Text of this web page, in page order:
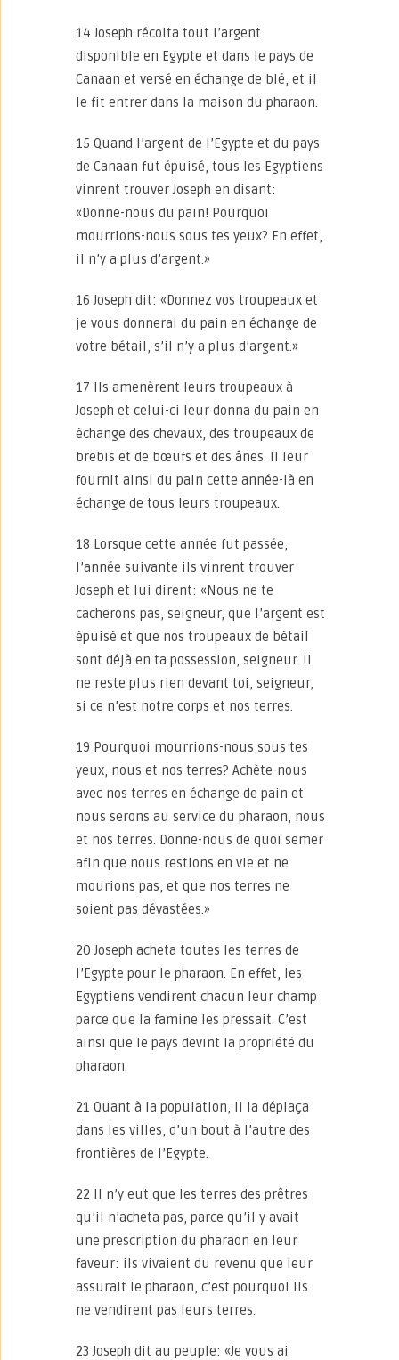
14 Joseph récolta tout l’argent
disponible en Egypte et dans le pays de
Canaan et versé en échange de blé, et il
le fit entrer dans la maison du pharaon.
15 Quand l’argent de l’Egypte et du pays
de Canaan fut épuisé, tous les Egyptiens
vinrent trouver Joseph en disant:
«Donne-nous du pain! Pourquoi
mourrions-nous sous tes yeux? En effet,
il n’y a plus d’argent.»
16 Joseph dit: «Donnez vos troupeaux et
je vous donnerai du pain en échange de
votre bétail, s’il n’y a plus d’argent.»
17 Ils amenèrent leurs troupeaux à
Joseph et celui-ci leur donna du pain en
échange des chevaux, des troupeaux de
brebis et de bœufs et des ânes. Il leur
fournit ainsi du pain cette année-là en
échange de tous leurs troupeaux.
18 Lorsque cette année fut passée,
l’année suivante ils vinrent trouver
Joseph et lui dirent: «Nous ne te
cacherons pas, seigneur, que l’argent est
épuisé et que nos troupeaux de bétail
sont déjà en ta possession, seigneur. Il
ne reste plus rien devant toi, seigneur,
si ce n’est notre corps et nos terres.
19 Pourquoi mourrions-nous sous tes
yeux, nous et nos terres? Achète-nous
avec nos terres en échange de pain et
nous serons au service du pharaon, nous
et nos terres. Donne-nous de quoi semer
afin que nous restions en vie et ne
mourions pas, et que nos terres ne
soient pas dévastées.»
20 Joseph acheta toutes les terres de
l’Egypte pour le pharaon. En effet, les
Egyptiens vendirent chacun leur champ
parce que la famine les pressait. C’est
ainsi que le pays devint la propriété du
pharaon.
21 Quant à la population, il la déplaça
dans les villes, d’un bout à l’autre des
frontières de l’Egypte.
22 Il n’y eut que les terres des prêtres
qu’il n’acheta pas, parce qu’il y avait
une prescription du pharaon en leur
faveur: ils vivaient du revenu que leur
assurait le pharaon, c’est pourquoi ils
ne vendirent pas leurs terres.
23 Joseph dit au peuple: «Je vous ai